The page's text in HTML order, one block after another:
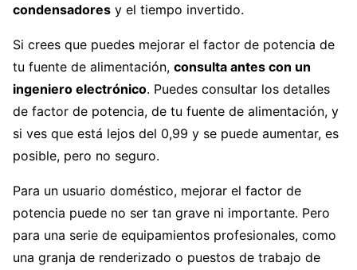
condensadores y el tiempo invertido.
Si crees que puedes mejorar el factor de potencia de
tu fuente de alimentación, consulta antes con un
ingeniero electrónico. Puedes consultar los detalles
de factor de potencia, de tu fuente de alimentación, y
si ves que está lejos del 0,99 y se puede aumentar, es
posible, pero no seguro.
Para un usuario doméstico, mejorar el factor de
potencia puede no ser tan grave ni importante. Pero
para una serie de equipamientos profesionales, como
una granja de renderizado o puestos de trabajo de